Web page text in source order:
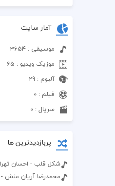
آمار سایت
موسیقی : 3654
موزیک ویدیو : 65
آلبوم : 29
فیلم : 0
سریال : 0
پربازدیدترین ها
شکل قلب - احسان
محمدرضا آریان منش